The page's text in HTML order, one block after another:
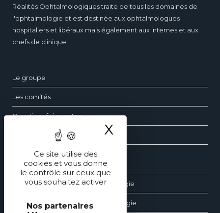
Ce site utilise des
cookies et vous donne
le contrôle sur ceux que
vous souhaitez activer
Nos partenaires
X Masquer le
Réalités Ophtalmologiques traite de tous les domaines de
l'ophtalmologie et est destinée aux ophtalmologues
hospitaliers et libéraux mais également aux internes et aux
chefs de clinique.
Le groupe
Les comités
Questions fréquentes
Les dossiers d’ophtalmologie
Les revues générales d’ophtalmologie
Les éditions spéciales d’ophtalmologie